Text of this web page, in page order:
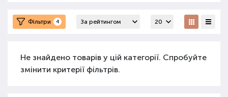
Фільтри 4
Не знайдено товарів у цій категорії. Спробуйте
змінити критерії фільтрів.